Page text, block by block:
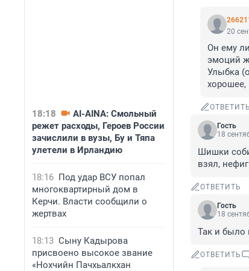
18:18
AI-AINA: Смольный
режет расходы, Героев России
зачислили в вузы, Бу и Тяпа
улетели в Ирландию
18:16 Под удар ВСУ попал
многоквартирный дом в
Керчи. Власти сообщили о
жертвах
18:13 Сыну Кадырова
присвоено высокое звание
«Нохчийн Пачхьалкхан
20
Он ему
эмоций
Улыбка
хорошее,
ОТВЕТИТЬ
Гость
18
Шишки
взял,
ОТВЕТИТЬ
Гость
18
Так и было
ОТВЕТИТЬ